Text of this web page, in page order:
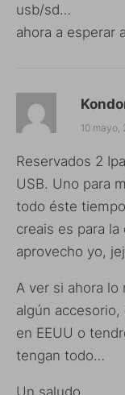
usb/sd…
ahora a esperar
10 mayo,
Reservados 2
USB. Uno para
todo éste
creais es para
aprovecho yo,
A ver si ahora lo
algún
en EEUU o
tengan todo…
Un saludo.